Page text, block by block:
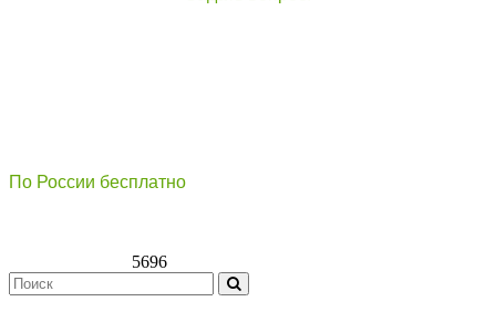
По России бесплатно
5696